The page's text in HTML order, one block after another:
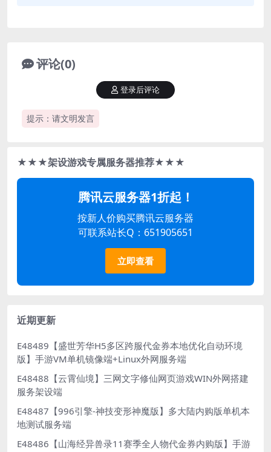
评论(0)
提示：请文明发言
登录后评论
★★★架设游戏专属服务器推荐★★★
腾讯云服务器1折起！
按新人价购买腾讯云服务器
可联系站长Q：651905651
立即查看
近期更新
E48489【盛世芳华H5多区跨服代金券本地优化自动环境
版】手游VM单机镜像端+Linux外网服务端
E48488【云霄仙境】三网文字修仙网页游戏WIN外网搭建
服务架设端
E48487【996引擎-神技变形神魔版】多大陆内购版单机本
地测试服务端
E48486【山海经异兽录11赛季全人物代金券内购版】手游